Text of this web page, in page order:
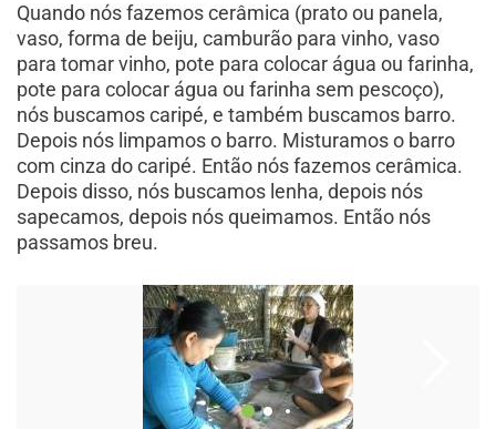
Quando nós fazemos cerâmica (prato ou panela,
vaso, forma de beiju, camburão para vinho, vaso
para tomar vinho, pote para colocar água ou farinha,
pote para colocar água ou farinha sem pescoço),
nós buscamos caripé, e também buscamos barro.
Depois nós limpamos o barro. Misturamos o barro
com cinza do caripé. Então nós fazemos cerâmica.
Depois disso, nós buscamos lenha, depois nós
sapecamos, depois nós queimamos. Então nós
passamos breu.